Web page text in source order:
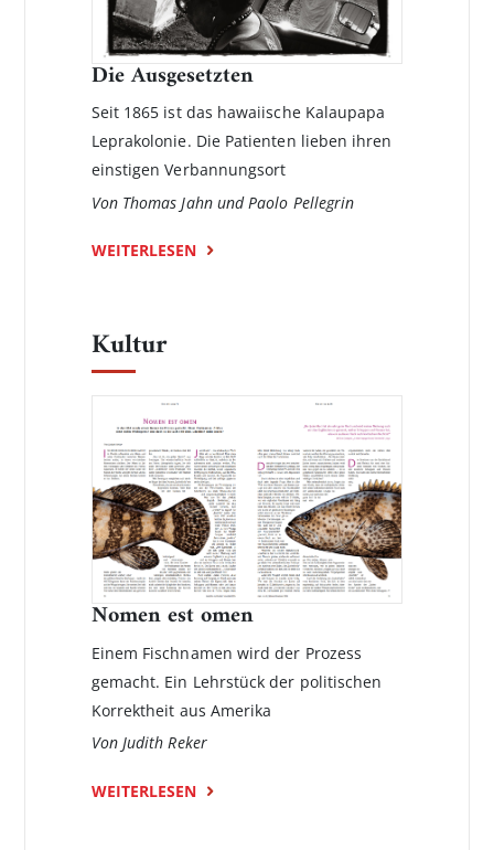
Die Ausgesetzten
Seit 1865 ist das hawaiische Kalaupapa
Leprakolonie. Die Patienten lieben ihren
einstigen Verbannungsort
Von Thomas Jahn und Paolo Pellegrin
WEITERLESEN
Kultur
Nomen est omen
Einem Fischnamen wird der Prozess
gemacht. Ein Lehrstück der politischen
Korrektheit aus Amerika
Von Judith Reker
WEITERLESEN